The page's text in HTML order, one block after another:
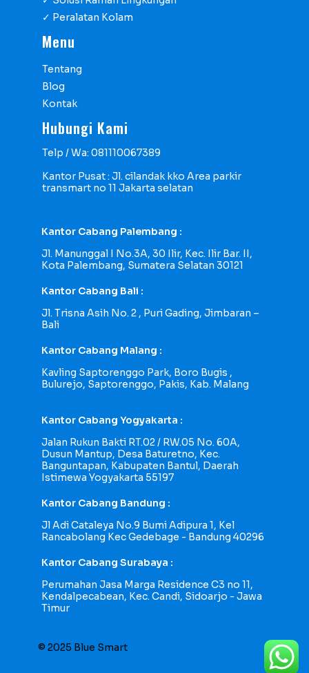
✓ Peralatan Kolam
Menu
Tentang
Blog
Kontak
Hubungi Kami
Telp / Wa: 081110067389
Kantor Pusat : Jl. cilandak kko Area parkir
transmart no 11 Jakarta selatan
Kantor Cabang Palembang :
Jl. Manunggal I No.3A, 30 Ilir, Kec. Ilir Bar. II,
Kota Palembang, Sumatera Selatan 30121
Kantor Cabang Bali :
Jl. Trisna Asih No. 2 , Puri Gading, Jimbaran –
Bali
Kantor Cabang Malang :
Kavling Saptorenggo Park, Boro Bugis ,
Bulurejo, Saptorenggo, Pakis, Kab. Malang
Kantor Cabang Yogyakarta :
Jalan Rukun Bakti RT.02 / RW.05 No. 60A,
Dusun Mantup, Desa Baturetno, Kec.
Banguntapan, Kabupaten Bantul, Daerah
Istimewa Yogyakarta 55197
Kantor Cabang Bandung :
Jl Adi Cataleya No.9 Bumi Adipura 1, Kel
Rancabolang Kec Gedebage - Bandung 40296
Kantor Cabang Surabaya :
Perumahan Jasa Marga Residence C3 no 11,
Kendalpecabean, Kec. Candi, Sidoarjo - Jawa
Timur
© 2025 Blue Smart